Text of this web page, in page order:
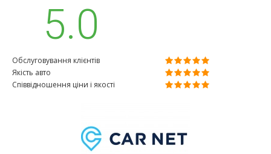
5.0
Обслуговування клієнтів
Якість авто
Співвідношення ціни і якості